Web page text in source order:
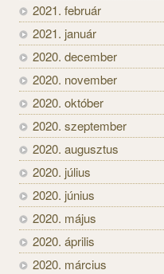
2021. február
2021. január
2020. december
2020. november
2020. október
2020. szeptember
2020. augusztus
2020. július
2020. június
2020. május
2020. április
2020. március